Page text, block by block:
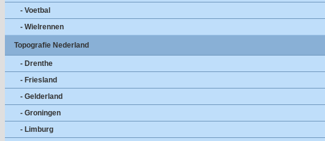
- Voetbal
- Wielrennen
Topografie Nederland
- Drenthe
- Friesland
- Gelderland
- Groningen
- Limburg